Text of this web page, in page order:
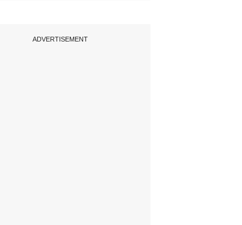
ADVERTISEMENT